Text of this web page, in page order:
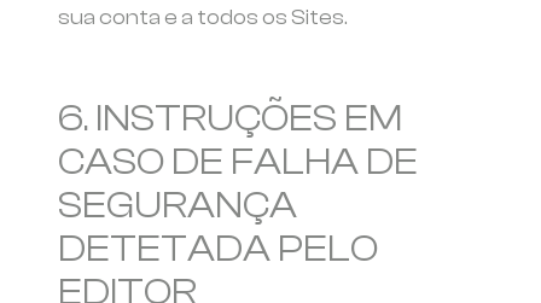
sua conta e a todos os Sites.
6. INSTRUÇÕES EM
CASO DE FALHA DE
SEGURANÇA
DETETADA PELO
EDITOR